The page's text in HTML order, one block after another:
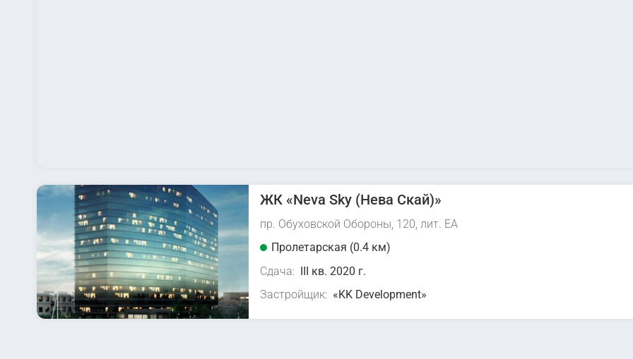
ЖК «Neva Sky (Нева Скай)»
пр. Обуховской Обороны, 120, лит. ЕА
Пролетарская (0.4 км)
Сдача: III кв. 2020 г.
Застройщик: «KK Development»